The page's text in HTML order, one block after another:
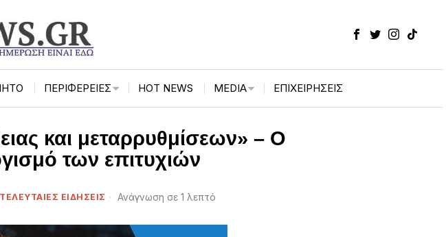
ΠΕΡΙΦΈΡΕΙΕΣ HOT NEWS MEDIA ΕΠΙΧΕΙΡΉΣΕΙΣ
και μεταρρυθμίσεων» – Ο
των επιτυχιών
ΤΕΛΕΥΤΑΙΕΣ ΕΙΔΗΣΕΙΣ Ανάγνωση σε 1 λεπτό